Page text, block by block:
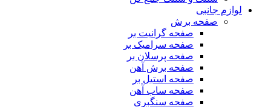
لوازم جانبی
صفحه برش
صفحه گرانیت بر
صفحه سرامیک بر
صفحه پرسلان بر
صفحه برش آهن
صفحه استیل بر
صفحه ساب آهن
صفحه سنگبری